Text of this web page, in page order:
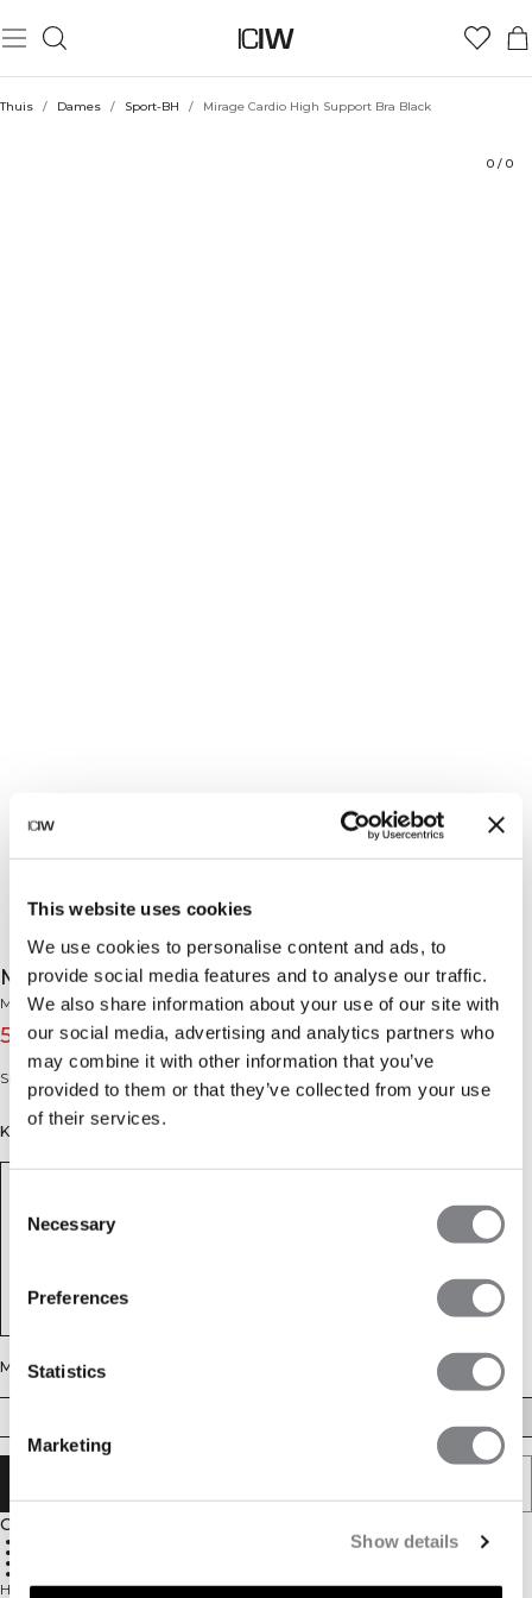
This website uses cookies
We use cookies to personalise content and ads, to
provide social media features and to analyse our traffic.
We also share information about your use of our site with
our social media, advertising and analytics partners who
may combine it with other information that you’ve
provided to them or that they’ve collected from your use
of their services.
Selection
Necessary
Preferences
Statistics
Marketing
Show details
Thuis / Dames / Sport-BH / Mirage Cardio High Support Bra Black
0 / 0
Mirage Cardio High Support Bra Black
Mirage Collection
55€69€(-20%)
Sport-bh met hoge ondersteuning voor cardio. Nauwsluitende pasvorm.
Kleur: Black
Maat
Omschrijving
High-support sportbeha, gemaakt voor high-impact cardio. Het